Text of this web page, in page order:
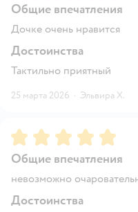
Общие впечатления
Дочке очень нравится
Достоинства
Тактильно приятный
25 марта 2026 · Эльвира Х.
Рейтинг:5
Общие впечатления
невозможно
Достоинства